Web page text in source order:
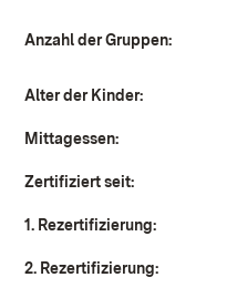
Anzahl der Gruppen:
Alter der Kinder:
Mittagessen:
Zertifiziert seit:
1. Rezertifizierung:
2. Rezertifizierung: